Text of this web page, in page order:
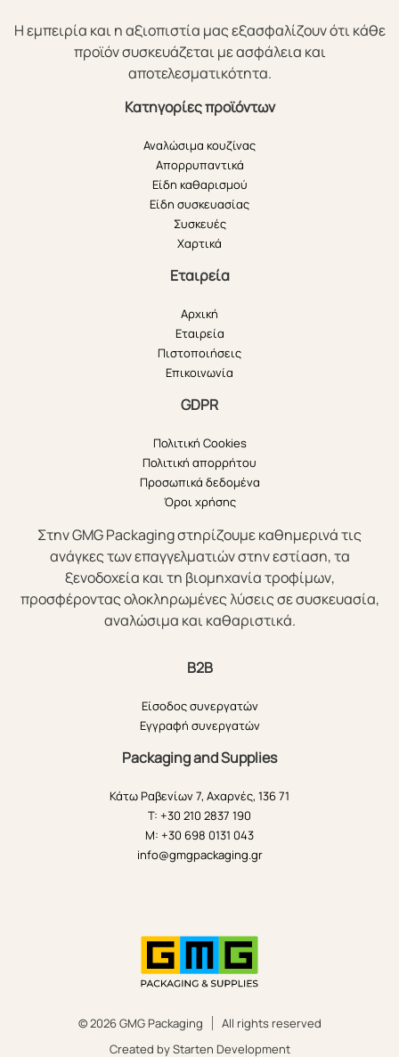
Η εμπειρία και η αξιοπιστία μας εξασφαλίζουν ότι κάθε
προϊόν συσκευάζεται με ασφάλεια και
αποτελεσματικότητα.
Κατηγορίες προϊόντων
Αναλώσιμα κουζίνας
Απορρυπαντικά
Είδη καθαρισμού
Είδη συσκευασίας
Συσκευές
Χαρτικά
Εταιρεία
Αρχική
Εταιρεία
Πιστοποιήσεις
Επικοινωνία
GDPR
Πολιτική Cookies
Πολιτική απορρήτου
Προσωπικά δεδομένα
Όροι χρήσης
Στην GMG Packaging στηρίζουμε καθημερινά τις
ανάγκες των επαγγελματιών στην εστίαση, τα
ξενοδοχεία και τη βιομηχανία τροφίμων,
προσφέροντας ολοκληρωμένες λύσεις σε συσκευασία,
αναλώσιμα και καθαριστικά.
B2B
Είσοδος συνεργατών
Εγγραφή συνεργατών
Packaging and Supplies
Κάτω Ραβενίων 7, Αχαρνές, 136 71
T: +30 210 2837 190
M: +30 698 0131 043
info@gmgpackaging.gr
© 2026 GMG Packaging
All rights reserved
Created by Starten Development